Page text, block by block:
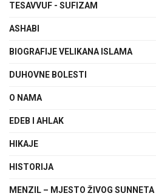
TESAVVUF - SUFIZAM
ASHABI
BIOGRAFIJE VELIKANA ISLAMA
DUHOVNE BOLESTI
O NAMA
EDEB I AHLAK
HIKAJE
HISTORIJA
MENZIL – MJESTO ŽIVOG SUNNETA